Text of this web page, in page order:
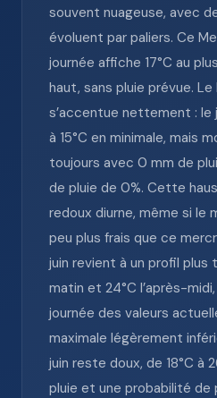
souvent nuageuse, avec
évoluent par paliers. Ce
journée affiche 17°C au
haut, sans pluie prévue.
s’accentue nettement : le
à 15°C en minimale, mais
toujours avec 0 mm de
de pluie de 0%. Cette
redoux diurne, même si le
peu plus frais que ce
juin revient à un profil plus
matin et 24°C l’après-
journée des valeurs
maximale légèrement
juin reste doux, de 18°C à
pluie et une probabilité de